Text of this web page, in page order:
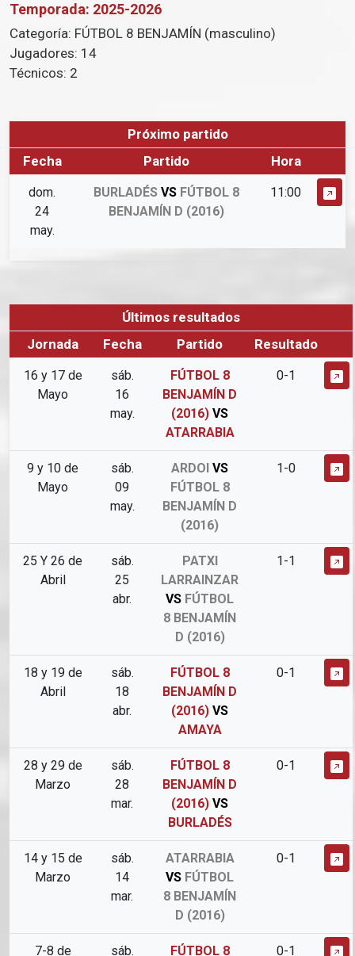
Temporada: 2025-2026
Categoría: FÚTBOL 8 BENJAMÍN (masculino)
Jugadores: 14
Técnicos: 2
Próximo partido
Fecha
Partido Hora
dom.
24
may.
BURLADÉS VSFÚTBOL 8
BENJAMÍN D (2016)
11:00
Últimos resultados
Jornada
Fecha Partido Resultado
16 y 17 de
Mayo
sáb.
16
may.
FÚTBOL 8
BENJAMÍN D
(2016) VS
ATARRABIA
0-1
9 y 10 de
Mayo
sáb.
09
may.
ARDOI VS
FÚTBOL 8
BENJAMÍN D
(2016)
1-0
25 Y 26 de
Abril
sáb.
25
abr.
PATXI
LARRAINZAR
VS FÚTBOL
8 BENJAMÍN
D (2016)
1-1
18 y 19 de
Abril
sáb.
18
abr.
FÚTBOL 8
BENJAMÍN D
(2016) VS
AMAYA
0-1
28 y 29 de
Marzo
sáb.
28
mar.
FÚTBOL 8
BENJAMÍN D
(2016) VS
BURLADÉS
0-1
14 y 15 de
Marzo
sáb.
14
mar.
ATARRABIA
VS FÚTBOL
8 BENJAMÍN
D (2016)
0-1
7-8 de sáb. FÚTBOL 8 0-1